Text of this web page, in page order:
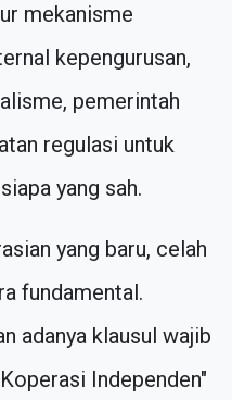
mekanisme
kepengurusan,
pemerintah
regulasi untuk
yang sah.
yang baru, celah
fundamental.
adanya klausul wajib
Independen"